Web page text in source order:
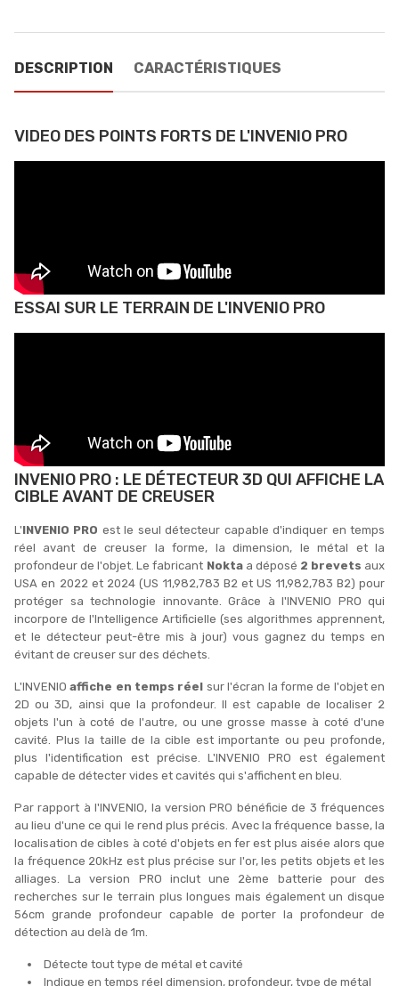
DESCRIPTION CARACTÉRISTIQUES
VIDEO DES POINTS FORTS DE L'INVENIO PRO
ESSAI SUR LE TERRAIN DE L'INVENIO PRO
INVENIO PRO : LE DÉTECTEUR 3D QUI AFFICHE LA
CIBLE AVANT DE CREUSER
L'INVENIO PRO est le seul détecteur capable d'indiquer en temps
réel avant de creuser la forme, la dimension, le métal et la
profondeur de l'objet. Le fabricant Noktaa déposé 2 brevets aux
USA en 2022 et 2024 (US 11,982,783 B2 et US 11,982,783 B2) pour
protéger sa technologie innovante. Grâce à l'INVENIO PRO qui
incorpore de l'Intelligence Artificielle (ses algorithmes apprennent,
et le détecteur peut-être mis à jour) vous gagnez du temps en
évitant de creuser sur des déchets.
L'INVENIOaffiche en temps réel sur l'écran la forme de l'objet en
2D ou 3D, ainsi que la profondeur. Il est capable de localiser 2
objets l'un à coté de l'autre, ou une grosse masse à coté d'une
cavité. Plus la taille de la cible est importante ou peu profonde,
plus l'identification est précise. L'INVENIO PRO est également
capable de détecter vides et cavités qui s'affichent en bleu.
Par rapport à l'INVENIO, la version PRO bénéficie de 3 fréquences
au lieu d'une ce qui le rend plus précis. Avec la fréquence basse, la
localisation de cibles à coté d'objets en fer est plus aisée alors que
la fréquence 20kHz est plus précise sur l'or, les petits objets et les
alliages. La version PRO inclut une 2ème batterie pour des
recherches sur le terrain plus longues mais également un disque
56cm grande profondeur capable de porter la profondeur de
détection au delà de 1m.
Détecte tout type de métal et cavité
Indique en temps réel dimension, profondeur, type de métal